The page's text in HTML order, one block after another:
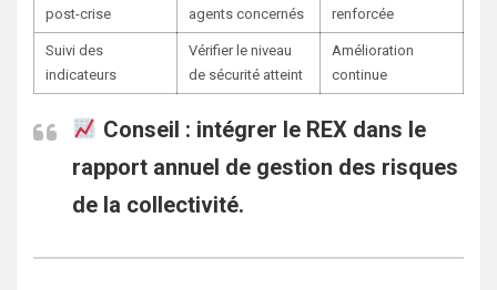
post-crise
agents concernés
renforcée
Suivi des
indicateurs
Vérifier le niveau
de sécurité atteint
Amélioration
continue
Conseil : intégrer le REX dans le
rapport annuel de gestion des risques
de la collectivité.